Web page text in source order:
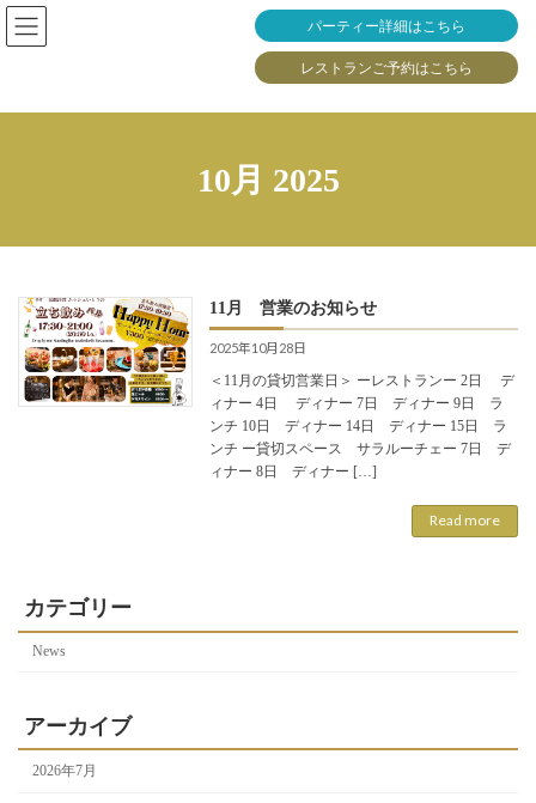
Skip
to
the
Skip
to
the
パーティー詳細はこちら
レストランご予約はこちら
10月 2025
11月 営業のお知らせ
2025年10月28日
＜11月の貸切営業日＞ ーレストランー 2日 デ
ィナー 4日 ディナー 7日 ディナー 9日 ラ
ンチ 10日 ディナー 14日 ディナー 15日 ラ
ンチ ー貸切スペース サラルーチェー 7日 デ
ィナー 8日 ディナー […]
Read more
カテゴリー
News
アーカイブ
2026年7月